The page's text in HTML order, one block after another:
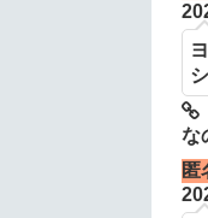
な
匿